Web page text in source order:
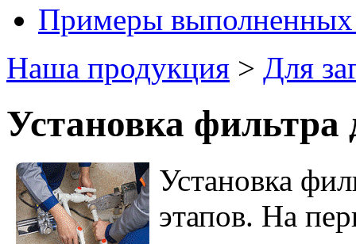
Примеры выполненных
Наша продукция > Для
Установка фильтра
Установка
этапов. На